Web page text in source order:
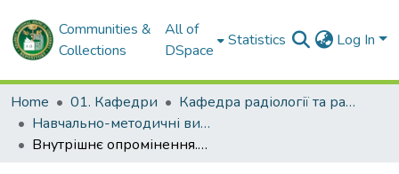
Communities &
Collections
All of
DSpace
Statistics Log In
Home 01. Кафедри
Кафедра радіології та радіаційної медицини
Навчально-методичні видання. Кафедра радіології та радіаційної медицини
Внутрішнє опромінення. Стохастичні ефекти опромінення